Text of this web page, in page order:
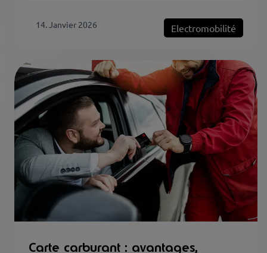
14. Janvier 2026 Electromobilité
Carte carburant : avantages,